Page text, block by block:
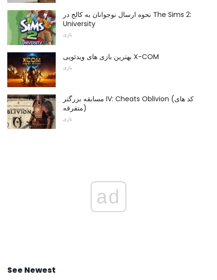
نحوه ارسال نوجوانان به کالج در The Sims 2:
University
بازی
بهترین بازی های ویدئویی X-COM
بازی
مسابقه بزرگتر IV: Cheats Oblivion (کد های
متفرقه)
بازی
ad
See Newest